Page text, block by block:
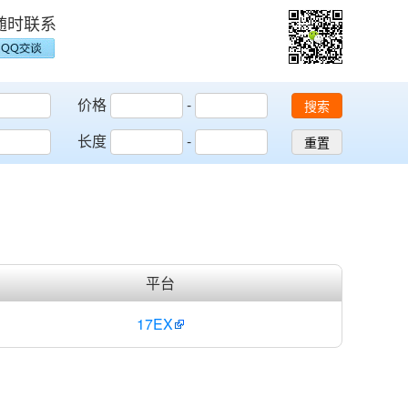
时联系
价格
-
长度
-
搜索
重置
平台
17EX